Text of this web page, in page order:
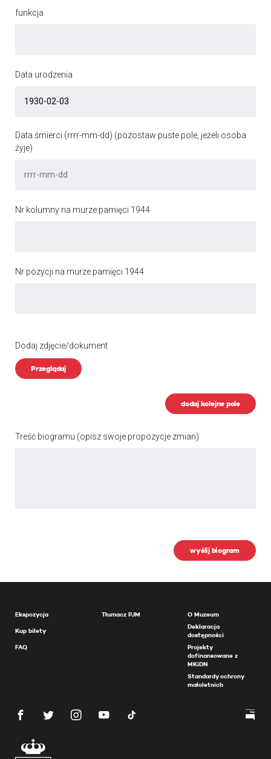
funkcja
Data urodzenia
Data śmierci (rrrr-mm-dd) (pozostaw puste pole, jeżeli osoba
żyje)
Nr kolumny na murze pamięci 1944
Nr pozycji na murze pamięci 1944
Dodaj zdjęcie/dokument
Przeglądaj
dodaj kolejne pole
Treść biogramu (opisz swoje propozycje zmian)
wyślij biogram
Ekspozycja
Kup bilety
FAQ
Tłumacz PJM
O Muzeum
Deklaracja
dostępności
Projekty
dofinansowane z
MKiDN
Standardy ochrony
małoletnich